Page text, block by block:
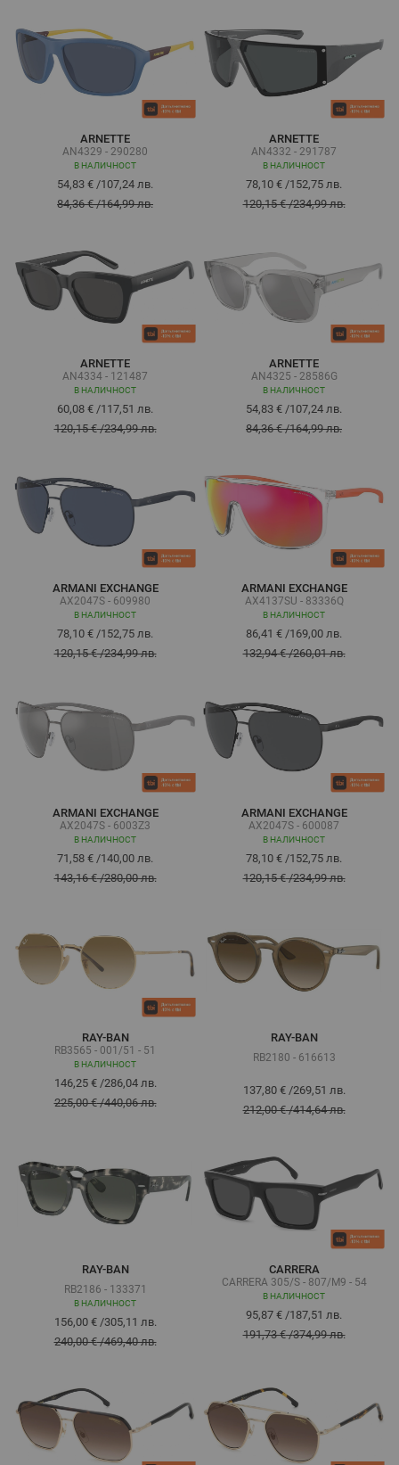
ARNETTE
AN4329 - 290280
В НАЛИЧНОСТ
54,83 € /107,24 лв.
84,36 €/164,99 лв.
ARNETTE
AN4332 - 291787
В НАЛИЧНОСТ
78,10 € /152,75 лв.
120,15 €/234,99 лв.
ARNETTE
AN4334 - 121487
В НАЛИЧНОСТ
60,08 € /117,51 лв.
120,15 €/234,99 лв.
ARNETTE
AN4325 - 28586G
В НАЛИЧНОСТ
54,83 € /107,24 лв.
84,36 €/164,99 лв.
ARMANI EXCHANGE
AX2047S - 609980
В НАЛИЧНОСТ
78,10 € /152,75 лв.
120,15 €/234,99 лв.
ARMANI EXCHANGE
AX4137SU - 83336Q
В НАЛИЧНОСТ
86,41 € /169,00 лв.
132,94 €/260,01 лв.
ARMANI EXCHANGE
AX2047S - 6003Z3
В НАЛИЧНОСТ
71,58 € /140,00 лв.
143,16 €/280,00 лв.
ARMANI EXCHANGE
AX2047S - 600087
В НАЛИЧНОСТ
78,10 € /152,75 лв.
120,15 €/234,99 лв.
RAY-BAN
RB3565 - 001/51 - 51
В НАЛИЧНОСТ
146,25 €/286,04 лв.
225,00 €/440,06 лв.
RAY-BAN
RB2180 - 616613
137,80 €/269,51 лв.
212,00 €/414,64 лв.
RAY-BAN
RB2186 - 133371
В НАЛИЧНОСТ
156,00 €/305,11 лв.
240,00 €/469,40 лв.
CARRERA
CARRERA 305/S - 807/M9 - 54
В НАЛИЧНОСТ
95,87 € /187,51 лв.
191,73 €/374,99 лв.